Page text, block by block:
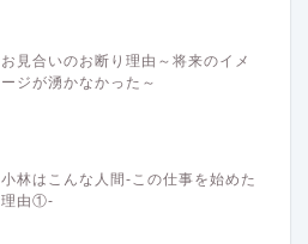
お見合いのお断り理由～将来のイメ
ージが湧かなかった～
小林はこんな人間-この仕事を始めた
理由①-